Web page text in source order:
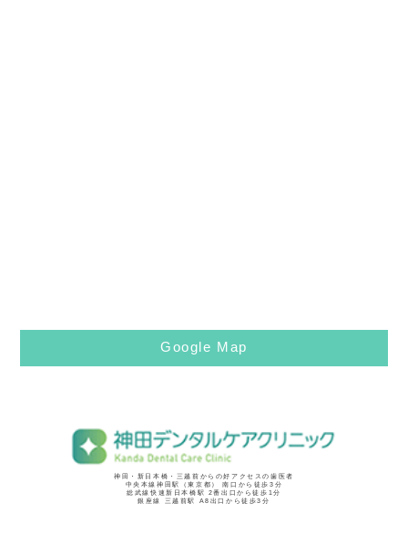
Google Map
神田・新日本橋・三越前からの好アクセスの歯医者
中央本線神田駅（東京都） 南口から徒歩3分
総武線快速新日本橋駅 2番出口から徒歩1分
銀座線 三越前駅 A8出口から徒歩3分